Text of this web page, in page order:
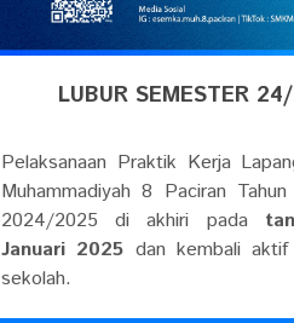
LUBUR SEMESTER
Pelaksanaan Praktik Kerja
Muhammadiyah 8 Paciran Tahun
2024/2025 di akhiri pada
Januari 2025 dan kembali
sekolah.